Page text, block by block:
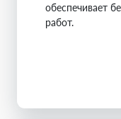
обеспечивает
работ.